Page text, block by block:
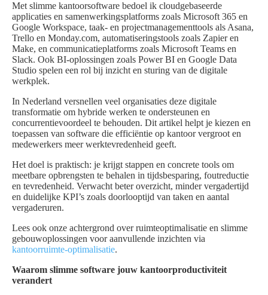
Met slimme kantoorsoftware bedoel ik cloudgebaseerde
applicaties en samenwerkingsplatforms zoals Microsoft 365 en
Google Workspace, taak- en projectmanagementtools als Asana,
Trello en Monday.com, automatiseringstools zoals Zapier en
Make, en communicatieplatforms zoals Microsoft Teams en
Slack. Ook BI-oplossingen zoals Power BI en Google Data
Studio spelen een rol bij inzicht en sturing van de digitale
werkplek.
In Nederland versnellen veel organisaties deze digitale
transformatie om hybride werken te ondersteunen en
concurrentievoordeel te behouden. Dit artikel helpt je kiezen en
toepassen van software die efficiëntie op kantoor vergroot en
medewerkers meer werktevredenheid geeft.
Het doel is praktisch: je krijgt stappen en concrete tools om
meetbare opbrengsten te behalen in tijdsbesparing, foutreductie
en tevredenheid. Verwacht beter overzicht, minder vergadertijd
en duidelijke KPI’s zoals doorlooptijd van taken en aantal
vergaderuren.
Lees ook onze achtergrond over ruimteoptimalisatie en slimme
gebouwoplossingen voor aanvullende inzichten via
kantoorruimte-optimalisatie.
Waarom slimme software jouw kantoorproductiviteit
verandert